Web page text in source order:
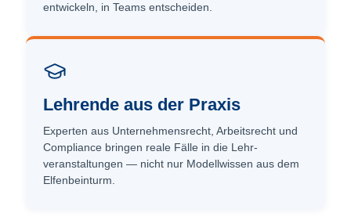
entwickeln, in Teams entscheiden.
Lehrende aus der Praxis
Experten aus Unternehmensrecht, Arbeitsrecht und
Compliance bringen reale Fälle in die Lehr­
veranstaltungen — nicht nur Modellwissen aus dem
Elfenbeinturm.